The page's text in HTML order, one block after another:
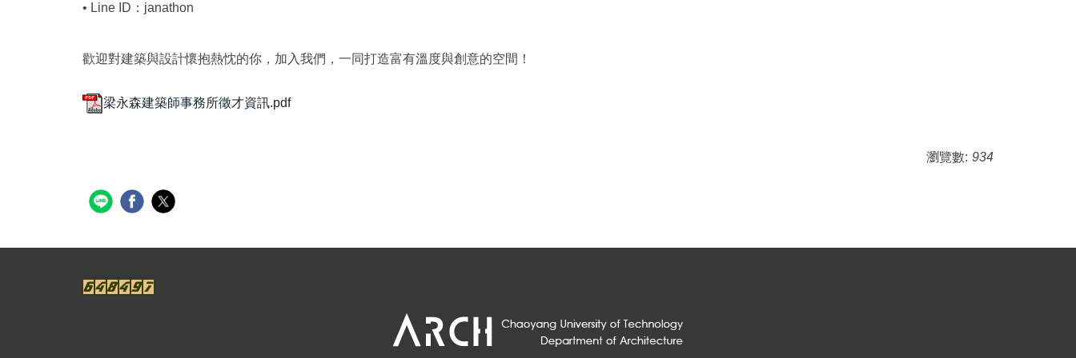
• Line ID：janathon
歡迎對建築與設計懷抱熱忱的你，加入我們，一同打造富有溫度與創意的空間！
梁永森建築師事務所徵才資訊.pdf
瀏覽數: 934